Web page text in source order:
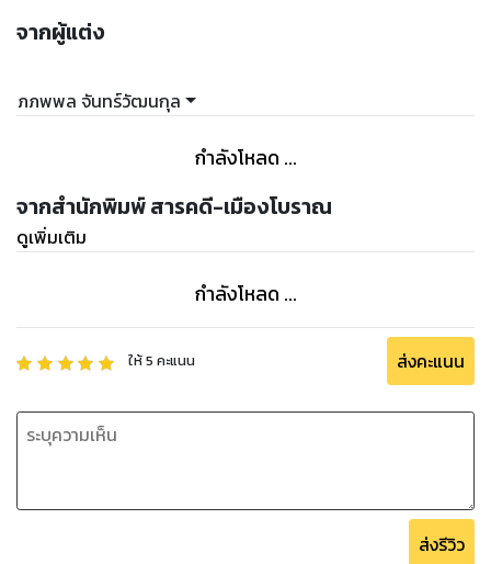
จากผู้แต่ง
ภภพพล จันทร์วัฒนกุล
กำลังโหลด ...
จากสำนักพิมพ์ สารคดี-เมืองโบราณ
ดูเพิ่มเติม
กำลังโหลด ...
ให้5 คะแนน ส่งคะแนน
ส่งรีวิว